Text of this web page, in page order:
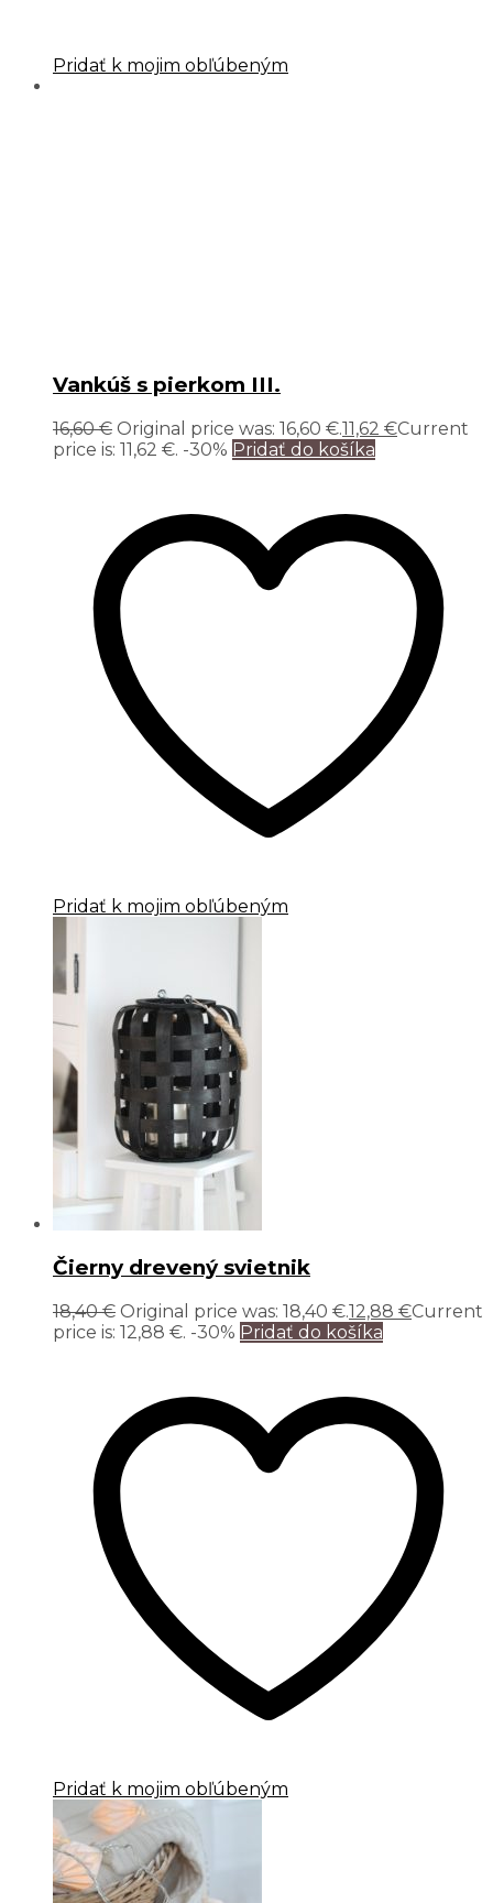
Pridať k mojim obľúbeným
Vankúš s pierkom III.
16,60€ Original price was: 16,60 €.11,62 €Current
price is: 11,62 €. -30% Pridať do košíka
Pridať k mojim obľúbeným
Čierny drevený svietnik
18,40€ Original price was: 18,40 €.12,88 €Current
price is: 12,88 €. -30% Pridať do košíka
Pridať k mojim obľúbeným